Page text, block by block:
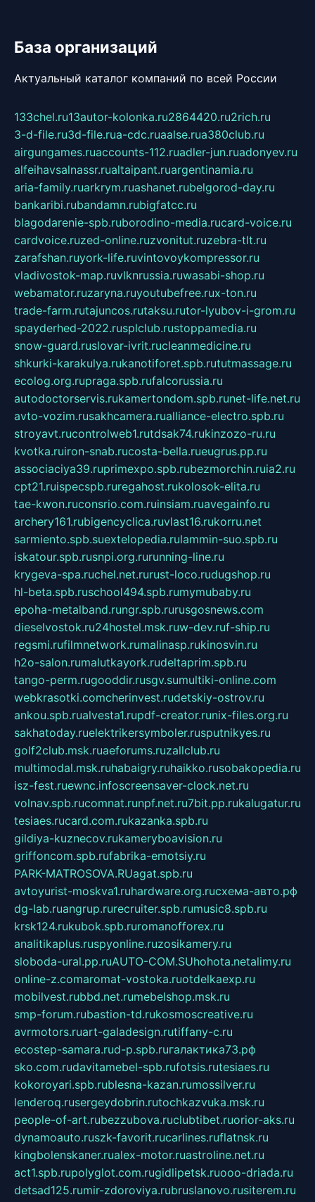
База организаций
Актуальный каталог компаний по всей России
133chel.ru13autor-kolonka.ru2864420.ru2rich.ru
3-d-file.ru3d-file.rua-cdc.ruaalse.rua380club.ru
airgungames.ruaccounts-112.ruadler-jun.ruadonyev.ru
alfeihavsalnassr.rualtaipant.ruargentinamia.ru
aria-family.ruarkrym.ruashanet.rubelgorod-day.ru
bankaribi.rubandamn.rubigfatcc.ru
blagodarenie-spb.ruborodino-media.rucard-voice.ru
cardvoice.ruzed-online.ruzvonitut.ruzebra-tlt.ru
zarafshan.ruyork-life.ruvintovoykompressor.ru
vladivostok-map.ruvlknrussia.ruwasabi-shop.ru
webamator.ruzaryna.ruyoutubefree.rux-ton.ru
trade-farm.rutajuncos.rutaksu.rutor-lyubov-i-grom.ru
spayderhed-2022.rusplclub.rustoppamedia.ru
snow-guard.ruslovar-ivrit.rucleanmedicine.ru
shkurki-karakulya.rukanotiforet.spb.rututmassage.ru
ecolog.org.rupraga.spb.rufalcorussia.ru
autodoctorservis.rukamertondom.spb.runet-life.net.ru
avto-vozim.rusakhcamera.rualliance-electro.spb.ru
stroyavt.rucontrolweb1.rutdsak74.rukinzozo-ru.ru
kvotka.ruiron-snab.rucosta-bella.rueugrus.pp.ru
associaciya39.ruprimexpo.spb.rubezmorchin.ruia2.ru
cpt21.ruispecspb.ruregahost.rukolosok-elita.ru
tae-kwon.ruconsrio.com.ruinsiam.ruavegainfo.ru
archery161.rubigencyclica.ruvlast16.rukorru.net
sarmiento.spb.suextelopedia.rulammin-suo.spb.ru
iskatour.spb.rusnpi.org.rurunning-line.ru
krygeva-spa.ruchel.net.rurust-loco.rudugshop.ru
hl-beta.spb.ruschool494.spb.rumymubaby.ru
epoha-metalband.rungr.spb.rurusgosnews.com
dieselvostok.ru24hostel.msk.ruw-dev.ruf-ship.ru
regsmi.rufilmnetwork.rumalinasp.rukinosvin.ru
h2o-salon.rumalutkayork.rudeltaprim.spb.ru
tango-perm.rugooddir.rusgv.sumultiki-online.com
webkrasotki.comcherinvest.rudetskiy-ostrov.ru
ankou.spb.rualvesta1.rupdf-creator.runix-files.org.ru
sakhatoday.ruelektrikersymboler.rusputnikyes.ru
golf2club.msk.ruaeforums.ruzallclub.ru
multimodal.msk.ruhabaigry.ruhaikko.rusobakopedia.ru
isz-fest.ruewnc.infoscreensaver-clock.net.ru
volnav.spb.rucomnat.runpf.net.ru7bit.pp.rukalugatur.ru
tesiaes.rucard.com.rukazanka.spb.ru
gildiya-kuznecov.rukameryboavision.ru
griffoncom.spb.rufabrika-emotsiy.ru
PARK-MATROSOVA.RUagat.spb.ru
avtoyurist-moskva1.ruhardware.org.ruсхема-авто.рф
dg-lab.ruangrup.rurecruiter.spb.rumusic8.spb.ru
krsk124.rukubok.spb.ruromanofforex.ru
analitikaplus.ruspyonline.ruzosikamery.ru
sloboda-ural.pp.ruAUTO-COM.SUhohota.netalimy.ru
online-z.comaromat-vostoka.ruotdelkaexp.ru
mobilvest.rubbd.net.rumebelshop.msk.ru
smp-forum.rubastion-td.rukosmoscreative.ru
avrmotors.ruart-galadesign.rutiffany-c.ru
ecostep-samara.rud-p.spb.ruгалактика73.рф
sko.com.rudavitamebel-spb.rufotsis.rutesiaes.ru
kokoroyari.spb.rublesna-kazan.rumossilver.ru
lenderoq.rusergeydobrin.rutochkazvuka.msk.ru
people-of-art.rubezzubova.ruclubtibet.ruorior-aks.ru
dynamoauto.ruszk-favorit.rucarlines.ruflatnsk.ru
kingbolenskaner.rualex-motor.ruastroline.net.ru
act1.spb.rupolyglot.com.rugidlipetsk.ruooo-driada.ru
detsad125.rumir-zdoroviya.rubruslanovo.rusiterem.ru